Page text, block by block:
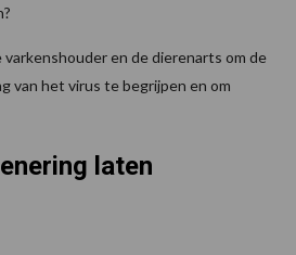
en de dierenarts om de
van het virus te begrijpen en om
laten